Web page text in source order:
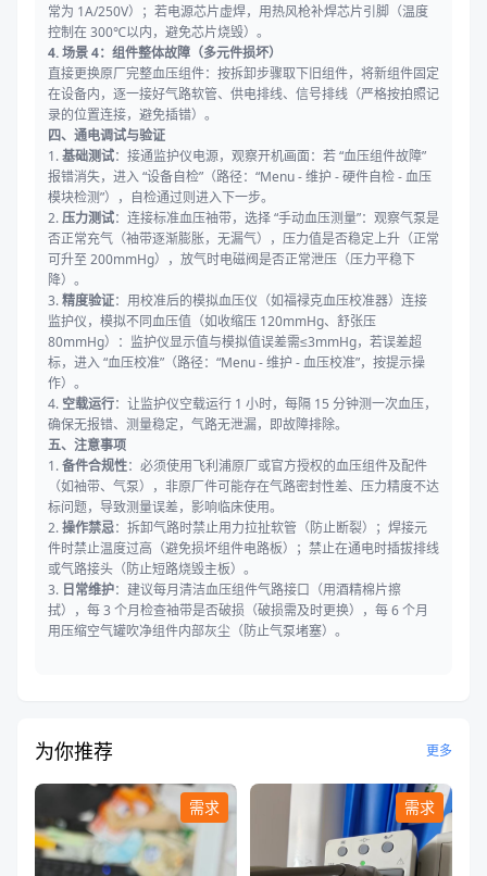
常为 1A/250V）；若电源芯片虚焊，用热风枪补焊芯片引脚（温度
控制在 300℃以内，避免芯片烧毁）。
4. 场景 4：组件整体故障（多元件损坏）
直接更换原厂完整血压组件：按拆卸步骤取下旧组件，将新组件固定
在设备内，逐一接好气路软管、供电排线、信号排线（严格按拍照记
录的位置连接，避免插错）。
四、通电调试与验证
1.基础测试：接通监护仪电源，观察开机画面：若 “血压组件故障”
报错消失，进入 “设备自检”（路径：“Menu - 维护 - 硬件自检 - 血压
模块检测”），自检通过则进入下一步。
2.压力测试：连接标准血压袖带，选择 “手动血压测量”：观察气泵是
否正常充气（袖带逐渐膨胀，无漏气），压力值是否稳定上升（正常
可升至 200mmHg），放气时电磁阀是否正常泄压（压力平稳下
降）。
3.精度验证：用校准后的模拟血压仪（如福禄克血压校准器）连接
监护仪，模拟不同血压值（如收缩压 120mmHg、舒张压
80mmHg）：监护仪显示值与模拟值误差需≤3mmHg，若误差超
标，进入 “血压校准”（路径：“Menu - 维护 - 血压校准”，按提示操
作）。
4. 空载运行：让监护仪空载运行 1 小时，每隔 15 分钟测一次血压，
确保无报错、测量稳定，气路无泄漏，即故障排除。
五、注意事项
1.备件合规性：必须使用飞利浦原厂或官方授权的血压组件及配件
（如袖带、气泵），非原厂件可能存在气路密封性差、压力精度不达
标问题，导致测量误差，影响临床使用。
2.操作禁忌：拆卸气路时禁止用力拉扯软管（防止断裂）；焊接元
件时禁止温度过高（避免损坏组件电路板）；禁止在通电时插拔排线
或气路接头（防止短路烧毁主板）。
3. 日常维护：建议每月清洁血压组件气路接口（用酒精棉片擦
拭），每 3 个月检查袖带是否破损（破损需及时更换），每 6 个月
用压缩空气罐吹净组件内部灰尘（防止气泵堵塞）。
为你推荐 更多
需求 需求